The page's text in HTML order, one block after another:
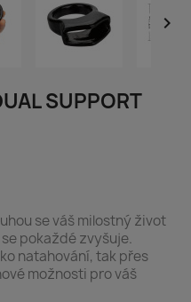

SUPPORT
se váš milostný život
pokaždézvyšuje.
natahování, tak přes
možnosti pro váš